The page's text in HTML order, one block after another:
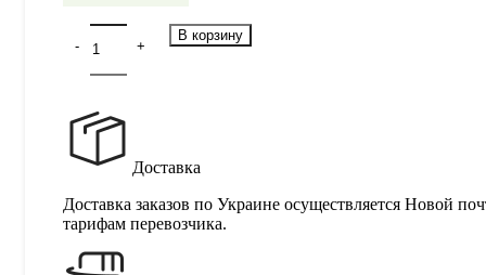
В корзину
Доставка
Доставка заказов по Украине осуществляется Новой
тарифам перевозчика.